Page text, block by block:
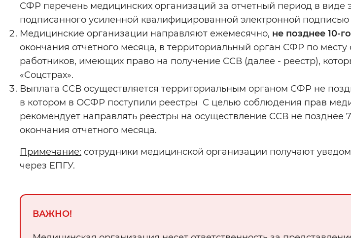
СФР перечень медицинских организаций за отчетный период в виде
подписанного усиленной квалифицированной электронной
Медицинские организации направляют ежемесячно, не позднее 10-
окончания отчетного месяца, в территориальный орган СФР по месту
работников, имеющих право на получение ССВ (далее - реестр),
«Соцстрах».
Выплата ССВ осуществляется территориальным органом СФР не
в котором в ОСФР поступили реестры С целью соблюдения прав
рекомендует направлять реестры на осуществление ССВ не позднее
окончания отчетного месяца.
Примечание: сотрудники медицинской организации получают
через ЕПГУ.
ВАЖНО!